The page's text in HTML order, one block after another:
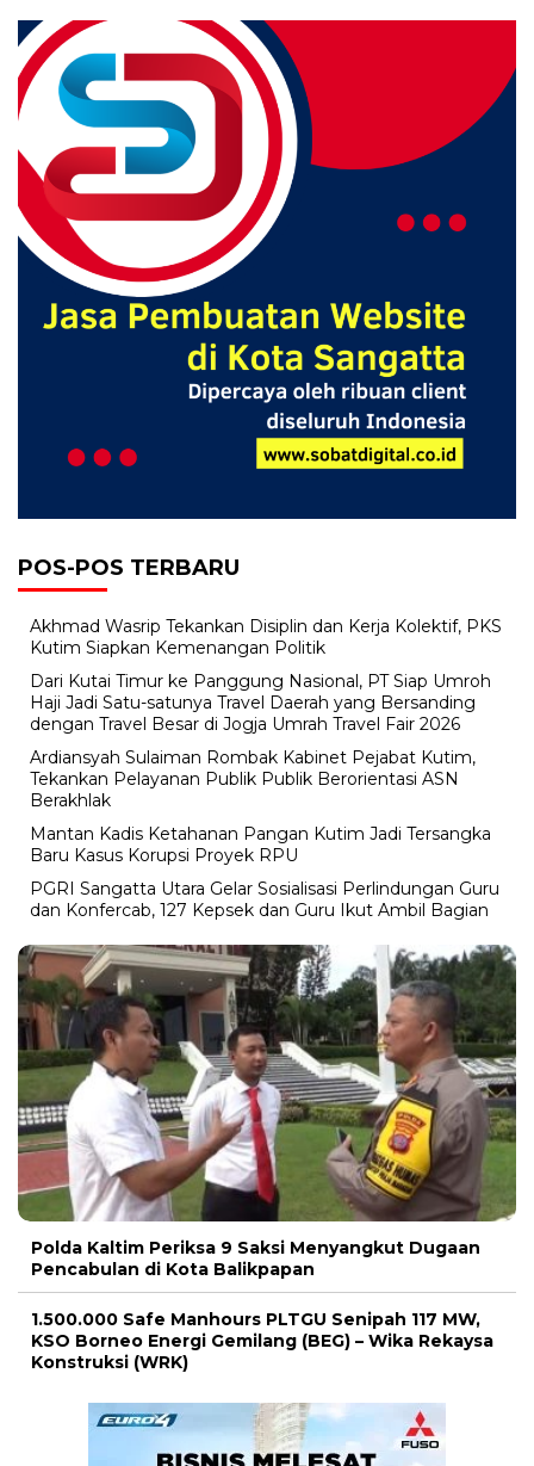
POS-POS TERBARU
Akhmad Wasrip Tekankan Disiplin dan Kerja Kolektif, PKS
Kutim Siapkan Kemenangan Politik
Dari Kutai Timur ke Panggung Nasional, PT Siap Umroh
Haji Jadi Satu-satunya Travel Daerah yang Bersanding
dengan Travel Besar di Jogja Umrah Travel Fair 2026
Ardiansyah Sulaiman Rombak Kabinet Pejabat Kutim,
Tekankan Pelayanan Publik Publik Berorientasi ASN
Berakhlak
Mantan Kadis Ketahanan Pangan Kutim Jadi Tersangka
Baru Kasus Korupsi Proyek RPU
PGRI Sangatta Utara Gelar Sosialisasi Perlindungan Guru
dan Konfercab, 127 Kepsek dan Guru Ikut Ambil Bagian
Polda Kaltim Periksa 9 Saksi Menyangkut Dugaan
Pencabulan di Kota Balikpapan
1.500.000 Safe Manhours PLTGU Senipah 117 MW,
KSO Borneo Energi Gemilang (BEG) – Wika Rekaysa
Konstruksi (WRK)